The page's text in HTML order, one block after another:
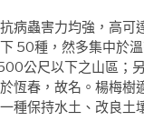
蟲害力均強，高可
50種，然多集中於
公尺以下之山區；
恆春，故名。楊梅樹
種保持水土、改良土